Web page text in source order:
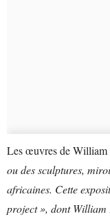
Les œuvres de
ou des sculptures,
africaines. Cette
project », dont William